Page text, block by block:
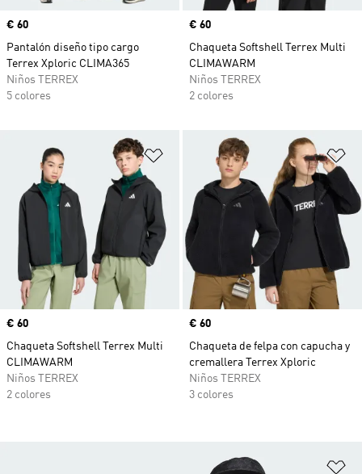
Precio
€ 60
Pantalón diseño tipo cargo
Terrex Xploric CLIMA365
Niños TERREX
5 colores
Precio
€ 60
Chaqueta Softshell Terrex Multi
CLIMAWARM
Niños TERREX
2 colores
Añadir a la lista de deseos
Precio
€ 60
Chaqueta Softshell Terrex Multi
CLIMAWARM
Niños TERREX
2 colores
Precio
€ 60
Chaqueta de felpa con capucha y
cremallera Terrex Xploric
Niños TERREX
3 colores